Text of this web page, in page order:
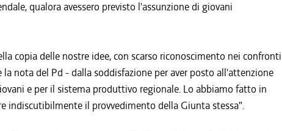
qualora avessero previsto l'assunzione di giovani
copia delle nostre idee, con scarso riconoscimento nei confronti
nota del Pd - dalla soddisfazione per aver posto all'attenzione
e per il sistema produttivo regionale. Lo abbiamo fatto in
indiscutibilmente il provvedimento della Giunta stessa".